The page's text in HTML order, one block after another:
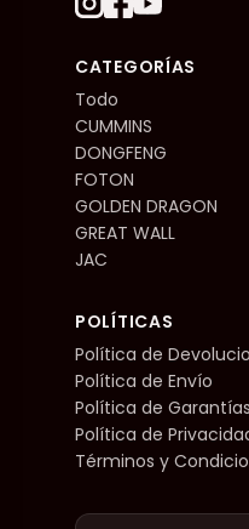
CATEGORÍAS
Todo
CUMMINS
DONGFENG
FOTON
GOLDEN DRAGON
GREAT WALL
JAC
POLÍTICAS
Política de
Política de Envío
Política de Garantías
Política de
Términos y